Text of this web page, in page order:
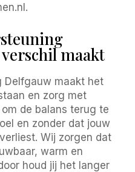
maakt
Delfgauw maakt het
en zorg met
de balans terug te
en zonder dat jouw
Wij zorgen dat
warm en
houd jij het langer